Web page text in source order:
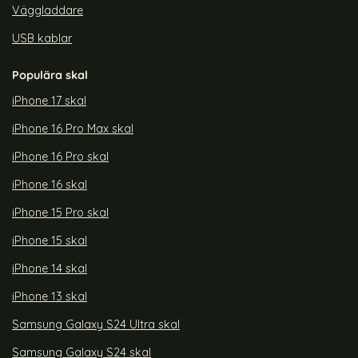
Väggladdare
USB kablar
Populära skal
iPhone 17 skal
iPhone 16 Pro Max skal
iPhone 16 Pro skal
iPhone 16 skal
iPhone 15 Pro skal
iPhone 15 skal
iPhone 14 skal
iPhone 13 skal
Samsung Galaxy S24 Ultra skal
Samsung Galaxy S24 skal